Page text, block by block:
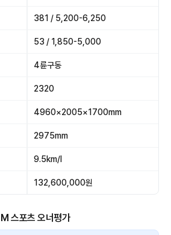
381 / 5,200-6,250
53 / 1,850-5,000
4륜구동
2320
4960×2005×1700mm
2975mm
9.5km/l
132,600,000원
스포츠 오너평가